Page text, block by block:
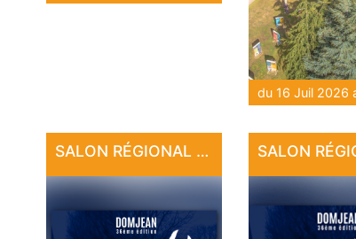
SALON RÉGIONAL D'ART DE DOMJEAN